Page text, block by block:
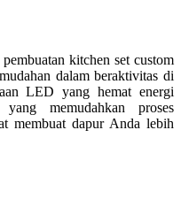
kitchen set custom
dalam beraktivitas di
LED yang hemat energi
memudahkan proses
membuat dapur Anda lebih